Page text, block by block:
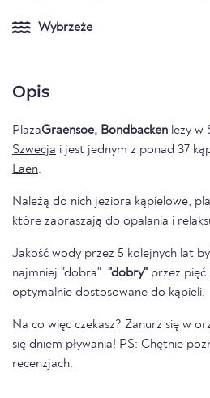
Wybrzeże
Opis
PlażaGraensoe, Bondbacken leży w
Szwecja i jest jednym z ponad 37
Laen.
Należą do nich jeziora kąpielowe,
które zapraszają do opalania i
Jakość wody przez 5 kolejnych lat
najmniej "dobra". "dobry" przez
optymalnie dostosowane do kąpieli.
Na co więc czekasz? Zanurz się w
się dniem pływania! PS: Chętnie
recenzjach.